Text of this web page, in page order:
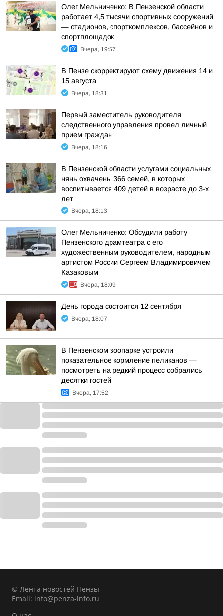
Олег Мельниченко: В Пензенской области
работает 4,5 тысячи спортивных сооружений
— стадионов, спорткомплексов, бассейнов и
спортплощадок
Вчера, 19:57
В Пензе скорректируют схему движения 14 и
15 августа
Вчера, 18:31
Первый заместитель руководителя
следственного управления провел личный
прием граждан
Вчера, 18:16
В Пензенской области услугами социальных
нянь охвачены 366 семей, в которых
воспитывается 409 детей в возрасте до 3-х
лет
Вчера, 18:13
Олег Мельниченко: Обсудили работу
Пензенского драмтеатра с его
художественным руководителем, народным
артистом России Сергеем Владимировичем
Казаковым
Вчера, 18:09
День города состоится 12 сентября
Вчера, 18:07
В Пензенском зоопарке устроили
показательное кормление пеликанов —
посмотреть на редкий процесс собрались
десятки гостей
Вчера, 17:52
© Лента новостей Пензы
Email: info@penza-info.ru